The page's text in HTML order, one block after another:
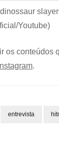
Youtube)
os conteúdos
.
entrevista